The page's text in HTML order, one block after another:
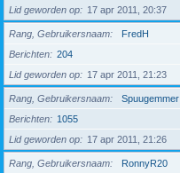
Lid geworden op
17 apr 2011, 20:37
Rang, Gebruikersnaam
FredH
Berichten
204
Lid geworden op
17 apr 2011, 21:23
Rang, Gebruikersnaam
Spuugemmer
Berichten
1055
Lid geworden op
17 apr 2011, 21:26
Rang, Gebruikersnaam
RonnyR20